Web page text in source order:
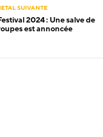
SUIVANTE
2024 : Une salve de
est annoncée